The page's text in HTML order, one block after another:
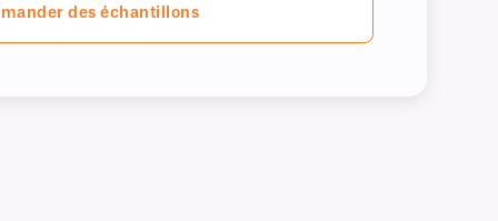
des échantillons